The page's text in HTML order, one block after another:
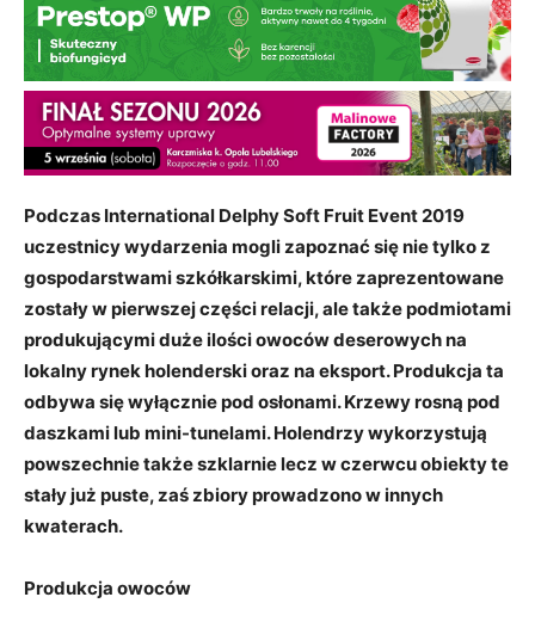
Podczas International Delphy Soft Fruit Event 2019
uczestnicy wydarzenia mogli zapoznać się nie tylko z
gospodarstwami szkółkarskimi, które zaprezentowane
zostały w pierwszej części relacji, ale także podmiotami
produkującymi duże ilości owoców deserowych na
lokalny rynek holenderski oraz na eksport. Produkcja ta
odbywa się wyłącznie pod osłonami. Krzewy rosną pod
daszkami lub mini-tunelami. Holendrzy wykorzystują
powszechnie także szklarnie lecz w czerwcu obiekty te
stały już puste, zaś zbiory prowadzono w innych
kwaterach.
Produkcja owoców